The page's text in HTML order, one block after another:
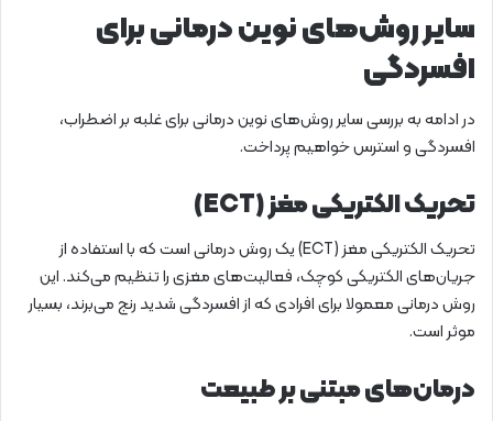
سایر روش‌های نوین درمانی برای
افسردگی
در ادامه به بررسی سایر روش‌های نوین درمانی برای غلبه بر اضطراب،
افسردگی و استرس خواهیم پرداخت.
تحریک الکتریکی مغز (ECT)
تحریک الکتریکی مغز (ECT) یک روش درمانی است که با استفاده از
جریان‌های الکتریکی کوچک، فعالیت‌های مغزی را تنظیم می‌کند. این
روش درمانی معمولا برای افرادی که از افسردگی شدید رنج می‌برند، بسیار
موثر است.
درمان‌های مبتنی بر طبیعت